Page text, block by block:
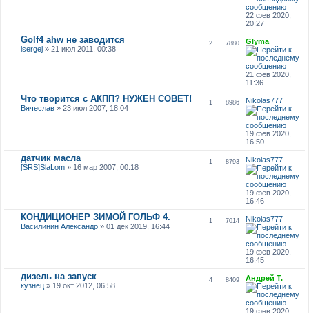
22 фев 2020,
20:27
Golf4 ahw не заводится
lsergej» 21 июл 2011, 00:38
2 7880 Glyma
21 фев 2020,
11:36
Что творится с АКПП? НУЖЕН СОВЕТ!
Вячеслав» 23 июл 2007, 18:04
1 8986 Nikolas777
19 фев 2020,
16:50
датчик масла
[SRS]SlaLom» 16 мар 2007, 00:18
1 8793 Nikolas777
19 фев 2020,
16:46
КОНДИЦИОНЕР ЗИМОЙ ГОЛЬФ 4.
Василинин Александр» 01 дек 2019, 16:44
1 7014 Nikolas777
19 фев 2020,
16:45
дизель на запуск
кузнец» 19 окт 2012, 06:58
4 8409 Андрей Т.
19 фев 2020,